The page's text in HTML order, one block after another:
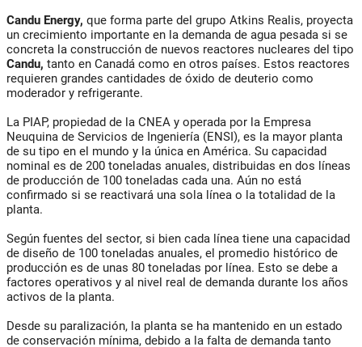
Candu Energy, que forma parte del grupo Atkins Realis, proyecta
un crecimiento importante en la demanda de agua pesada si se
concreta la construcción de nuevos reactores nucleares del tipo
Candu, tanto en Canadá como en otros países. Estos reactores
requieren grandes cantidades de óxido de deuterio como
moderador y refrigerante.
La PIAP, propiedad de la CNEA y operada por la Empresa
Neuquina de Servicios de Ingeniería (ENSI), es la mayor planta
de su tipo en el mundo y la única en América. Su capacidad
nominal es de 200 toneladas anuales, distribuidas en dos líneas
de producción de 100 toneladas cada una. Aún no está
confirmado si se reactivará una sola línea o la totalidad de la
planta.
Según fuentes del sector, si bien cada línea tiene una capacidad
de diseño de 100 toneladas anuales, el promedio histórico de
producción es de unas 80 toneladas por línea. Esto se debe a
factores operativos y al nivel real de demanda durante los años
activos de la planta.
Desde su paralización, la planta se ha mantenido en un estado
de conservación mínima, debido a la falta de demanda tanto